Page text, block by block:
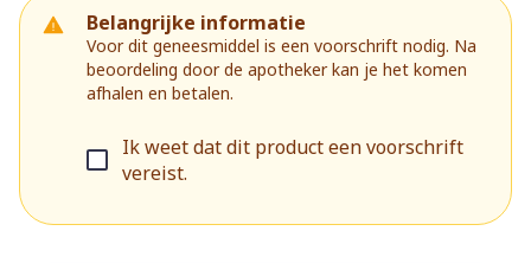
Belangrijke informatie
Voor dit geneesmiddel is een voorschrift nodig. Na
beoordeling door de apotheker kan je het komen
afhalen en betalen.
Ik weet dat dit product een voorschrift
vereist.